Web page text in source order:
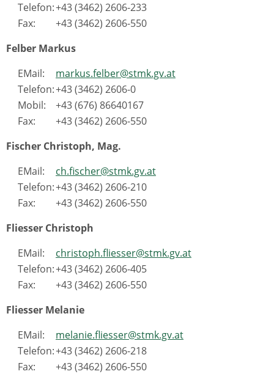
Telefon:+43 (3462) 2606-233
Fax:
+43 (3462) 2606-550
Felber Markus
EMail:
markus.felber@stmk.gv.at
Telefon:+43 (3462) 2606-0
Mobil:
+43 (676) 86640167
Fax:
+43 (3462) 2606-550
Fischer Christoph, Mag.
EMail:
ch.fischer@stmk.gv.at
Telefon:+43 (3462) 2606-210
Fax:
+43 (3462) 2606-550
Fliesser Christoph
EMail:
christoph.fliesser@stmk.gv.at
Telefon:+43 (3462) 2606-405
Fax:
+43 (3462) 2606-550
Fliesser Melanie
EMail:
melanie.fliesser@stmk.gv.at
Telefon:+43 (3462) 2606-218
Fax:
+43 (3462) 2606-550